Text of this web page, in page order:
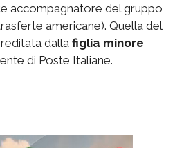
accompagnatore del gruppo
americane). Quella del
dalla figlia minore
di Poste Italiane.